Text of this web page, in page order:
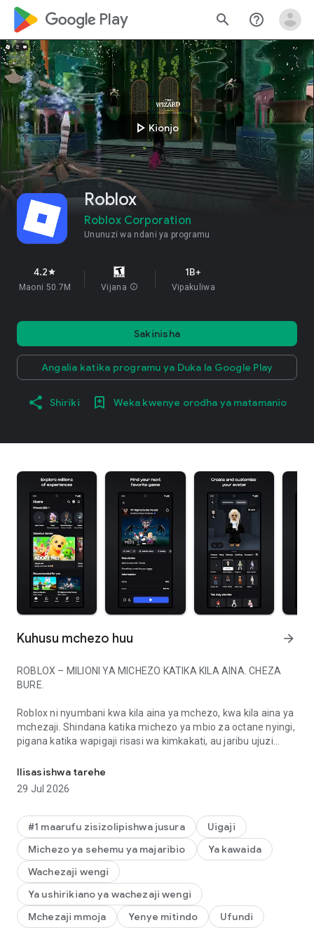
google_logo Play search help_outline
play_arrow Kionjo
Roblox
Roblox Corporation
Ununuzi wa ndani ya programu
4.2star
Maoni 50.7M Vijana info
1B+
Vipakuliwa
Sakinisha
Angalia katika programu ya Duka la Google Play
Shiriki Weka kwenye orodha ya matamanio
Kuhusu mchezo huu arrow_forward
ROBLOX – MILIONI YA MICHEZO KATIKA KILA AINA. CHEZA
BURE.
Roblox ni nyumbani kwa kila aina ya mchezo, kwa kila aina ya
mchezaji. Shindana katika michezo ya mbio za octane nyingi,
pigana katika wapigaji risasi wa kimkakati, au jaribu ujuzi
kubwa katika RPG zinazovutia, jenga himaya kubwa katika
matajiri, au jitose kwenye michezo ya kutisha, anime, na
Roblox inabadilika kila wakati, ikiwa na uzoefu wa kipekee na
michezo kabambe na ya uaminifu iliyojengwa na jamii ya
kimataifa ikijumuisha studio za kitaalamu, timu za kibinafsi,
na waundaji wa pekee. Daima kuna kitu kipya cha kugundua
kila siku.
Anza kucheza baadhi ya michezo maarufu zaidi kwenye
Roblox leo, ikiwa ni pamoja na Dress to Impress, RIVALS, Steal
Ilisasishwa tarehe
29 Jul 2026
#1 maarufu zisizolipishwa jusura
Uigaji
Michezo ya sehemu ya majaribio
Ya kawaida
Wachezaji wengi
Ya ushirikiano ya wachezaji wengi
Mchezaji mmoja
Yenye mitindo Ufundi